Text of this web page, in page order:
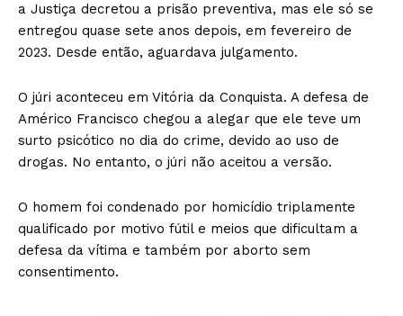
a Justiça decretou a prisão preventiva, mas ele só se
entregou quase sete anos depois, em fevereiro de
2023. Desde então, aguardava julgamento.
O júri aconteceu em Vitória da Conquista. A defesa de
Américo Francisco chegou a alegar que ele teve um
surto psicótico no dia do crime, devido ao uso de
drogas. No entanto, o júri não aceitou a versão.
O homem foi condenado por homicídio triplamente
qualificado por motivo fútil e meios que dificultam a
defesa da vítima e também por aborto sem
consentimento.